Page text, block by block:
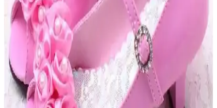
Çocuk ayakkabılarında konfor ve şıklık, malzeme kalitesi ve
tasarımla birleşerek çocukların sağlığını ve özgüvenini artırır,
dayanıklı ve güvenli modeller öne çıkar.
Çocuklar İçin Güncel Spor Ayakkabıları ve Çanta
Trendleri Hakkında Bilgiler
Çocuklar ve gençler için tasarlanan spor ayakkabıları ve çantalar,
teknolojik özellikler, estetik tasarım ve fonksiyonellik ile öne çıkıyor.
Bu ürünler, hareketli yaşam tarzını desteklerken kişisel tarzı
yansıtıyor.